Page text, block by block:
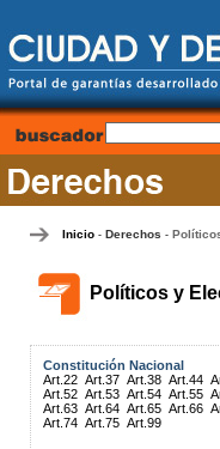
Inicio- Derechos -
Políticos y
Constitución Nacional
Art.22 Art.37 Art.38 Art.44
Art.52 Art.53 Art.54 Art.55
Art.63 Art.64 Art.65 Art.66
Art.74 Art.75 Art.99